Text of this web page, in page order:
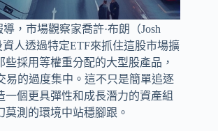
，市場觀察家喬許·布朗（Josh
人透過特定ETF來抓住這股市場擴
些採用等權重分配的大型股產品，
易的過度集中。這不只是簡單追逐
一個更具彈性和成長潛力的資產組
測的環境中站穩腳跟。